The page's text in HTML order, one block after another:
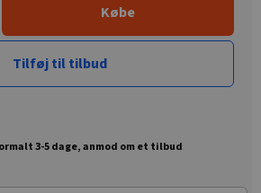
Købe
Tilføj til tilbud
3-5 dage, anmod om et tilbud